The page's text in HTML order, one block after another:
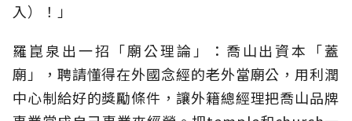
入）！」
羅崑泉出一招「廟公理論」：喬山出資本「蓋
廟」，聘請懂得在外國念經的老外當廟公，用利潤
中心制給好的獎勵條件，讓外籍總經理把喬山品牌